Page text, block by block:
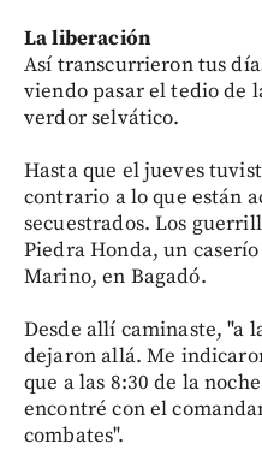
La liberación
Así transcurrieron tus
viendo pasar el tedio de
verdor selvático.
Hasta que el jueves
contrario a lo que están
secuestrados. Los
Piedra Honda, un
Marino, en Bagadó.
Desde allí caminaste, "a
dejaron allá. Me
que a las 8:30 de la
encontré con el
combates".